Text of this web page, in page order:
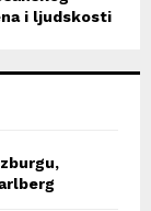
i ljudskosti